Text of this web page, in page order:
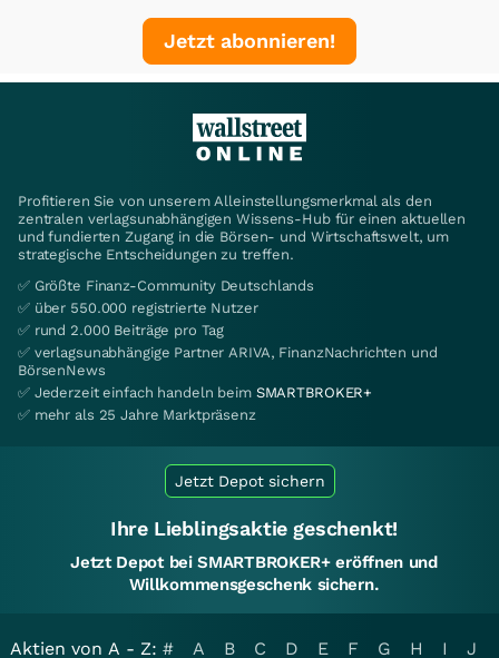
Jetzt abonnieren!
Profitieren Sie von unserem Alleinstellungsmerkmal als den
zentralen verlagsunabhängigen Wissens-Hub für einen aktuellen
und fundierten Zugang in die Börsen- und Wirtschaftswelt, um
strategische Entscheidungen zu treffen.
✅ Größte Finanz-Community Deutschlands
✅ über 550.000 registrierte Nutzer
✅ rund 2.000 Beiträge pro Tag
✅ verlagsunabhängige Partner ARIVA, FinanzNachrichten und
BörsenNews
✅ Jederzeit einfach handeln beim SMARTBROKER+
✅ mehr als 25 Jahre Marktpräsenz
Jetzt Depot sichern
Ihre Lieblingsaktie geschenkt!
Jetzt Depot bei SMARTBROKER+ eröffnen und
Willkommensgeschenk sichern.
Aktien von A - Z: # A B C D E F G H I
J